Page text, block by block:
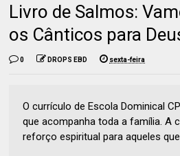
Livro de Salmos:
os Cânticos para
0 DROPS EBD sexta-feira
O currículo de Escola Dominical
que acompanha toda a família. A
reforço espiritual para aqueles que...